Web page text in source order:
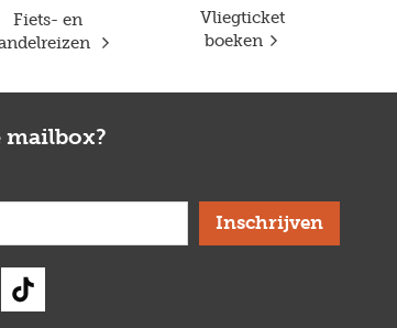
Fiets- en
Vliegticket
boeken
mailbox?